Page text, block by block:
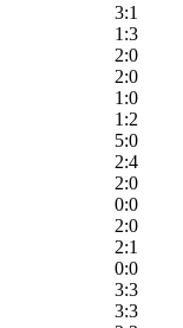
3:1
1:3
2:0
2:0
1:0
1:2
5:0
2:4
2:0
0:0
2:0
2:1
0:0
3:3
3:3